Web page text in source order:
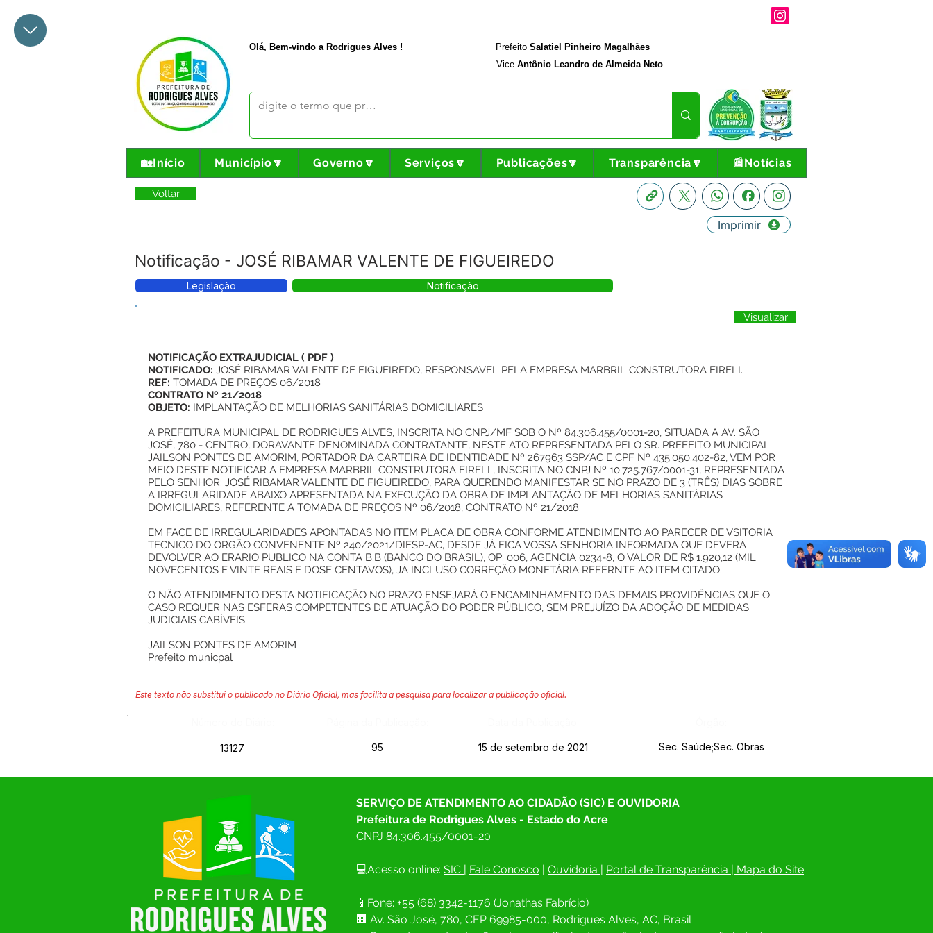
Olá, Bem-vindo a Rodrigues Alves ! Prefeito Salatiel Pinheiro Magalhães
Vice Antônio Leandro de Almeida Neto
🏡Início Município🔽 Governo🔽 Serviços🔽 Publicações🔽 Transparência🔽 📰Notícias
Voltar
Notificação - JOSÉ RIBAMAR VALENTE DE FIGUEIREDO
Imprimir
Legislação Notificação
Visualizar
NOTIFICAÇÃO EXTRAJUDICIAL ( PDF )
NOTIFICADO: JOSÉ RIBAMAR VALENTE DE FIGUEIREDO, RESPONSAVEL PELA EMPRESA MARBRIL CONSTRUTORA EIRELI.
REF: TOMADA DE PREÇOS 06/2018
CONTRATO Nº 21/2018
OBJETO: IMPLANTAÇÃO DE MELHORIAS SANITÁRIAS DOMICILIARES
A PREFEITURA MUNICIPAL DE RODRIGUES ALVES, INSCRITA NO CNPJ/MF SOB O Nº 84.306.455/0001-20, SITUADA A AV. SÃO
JOSÉ, 780 - CENTRO, DORAVANTE DENOMINADA CONTRATANTE, NESTE ATO REPRESENTADA PELO SR. PREFEITO MUNICIPAL
JAILSON PONTES DE AMORIM, PORTADOR DA CARTEIRA DE IDENTIDADE Nº 267963 SSP/AC E CPF Nº 435.050.402-82, VEM POR
MEIO DESTE NOTIFICAR A EMPRESA MARBRIL CONSTRUTORA EIRELI , INSCRITA NO CNPJ Nº 10.725.767/0001-31, REPRESENTADA
PELO SENHOR: JOSÉ RIBAMAR VALENTE DE FIGUEIREDO, PARA QUERENDO MANIFESTAR SE NO PRAZO DE 3 (TRÊS) DIAS SOBRE
A IRREGULARIDADE ABAIXO APRESENTADA NA EXECUÇÃO DA OBRA DE IMPLANTAÇÃO DE MELHORIAS SANITÁRIAS
DOMICILIARES, REFERENTE A TOMADA DE PREÇOS Nº 06/2018, CONTRATO Nº 21/2018.
EM FACE DE IRREGULARIDADES APONTADAS NO ITEM PLACA DE OBRA CONFORME ATENDIMENTO AO PARECER DE VSITORIA
TECNICO DO ORGÃO CONVENENTE Nº 240/2021/DIESP-AC, DESDE JÁ FICA VOSSA SENHORIA INFORMADA QUE DEVERÁ
DEVOLVER AO ERARIO PUBLICO NA CONTA B.B (BANCO DO BRASIL), OP: 006, AGENCIA 0234-8, O VALOR DE R$ 1.920,12 (MIL
NOVECENTOS E VINTE REAIS E DOSE CENTAVOS), JÁ INCLUSO CORREÇÃO MONETÁRIA REFERNTE AO ITEM CITADO.
O NÃO ATENDIMENTO DESTA NOTIFICAÇÃO NO PRAZO ENSEJARÁ O ENCAMINHAMENTO DAS DEMAIS PROVIDÊNCIAS QUE O
CASO REQUER NAS ESFERAS COMPETENTES DE ATUAÇÃO DO PODER PÚBLICO, SEM PREJUÍZO DA ADOÇÃO DE MEDIDAS
JUDICIAIS CABÍVEIS.
JAILSON PONTES DE AMORIM
Prefeito municpal
Este texto não substitui o publicado no Diário Oficial, mas facilita a pesquisa para localizar a publicação oficial.
13127 95 15 de setembro de 2021 Sec. Saúde;Sec. Obras
SERVIÇO DE ATENDIMENTO AO CIDADÃO (SIC) E OUVIDORIA
Prefeitura de Rodrigues Alves - Estado do Acre
CNPJ 84.306.455/0001-20
💻Acesso online: SIC | Fale Conosco | Ouvidoria | Portal de Transparência | Mapa do Site
📱Fone: +55 (68) 3342-1176 (Jonathas Fabrício)
🏢 Av. São José, 780, CEP 69985-000, Rodrigues Alves, AC, Brasil